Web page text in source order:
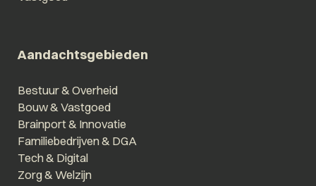
Aandachtsgebieden
Bestuur & Overheid
Bouw & Vastgoed
Brainport & Innovatie
Familiebedrijven & DGA
Tech & Digital
Zorg & Welzijn